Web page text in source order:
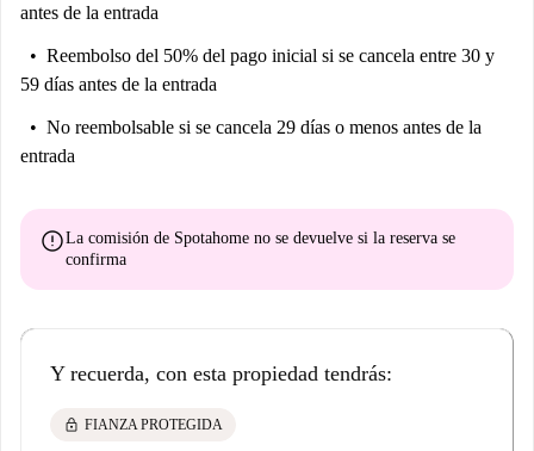
antes de la entrada
Reembolso del 50% del pago inicial si se cancela entre 30 y
59 días antes de la entrada
No reembolsable si se cancela 29 días o menos antes de la
entrada
errorLa comisión de Spotahome no se devuelve si la reserva se
confirma
Y recuerda, con esta propiedad tendrás:
lock FIANZA PROTEGIDA